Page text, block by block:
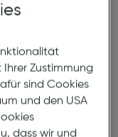
Ihrer Zustimmung
sind Cookies
und den USA
dass wir und